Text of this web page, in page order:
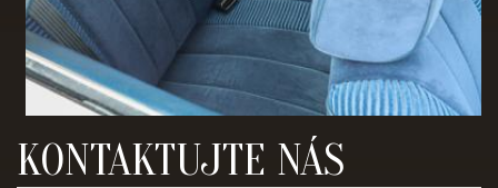
KONTAKTUJTE NÁS